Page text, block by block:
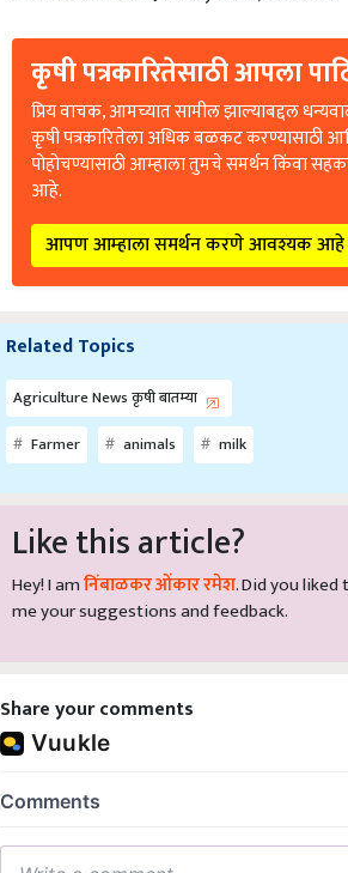
कृषी पत्रकारितेसाठी आपला
प्रिय वाचक, आमच्यात सामील झाल्याबद्दल
कृषी पत्रकारितेला अधिक बळकट करण्यासाठी
पोहोचण्यासाठी आम्हाला तुमचे समर्थन किंवा
आहे.
आपण आम्हाला समर्थन करणे आवश्यक
Related Topics
Agriculture News कृषी बातम्या
Farmer
animals milk
Like this article?
Hey! I am निंबाळकर ओंकार रमेश . Did you
me your suggestions and feedback.
Share your comments